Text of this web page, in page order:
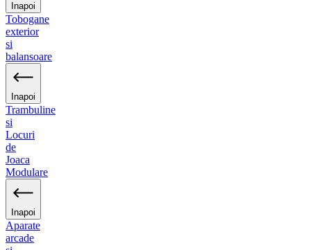
Inapoi
Tobogane
exterior
si
balansoare
Inapoi
Trambuline
si
Locuri
de
Joaca
Modulare
Inapoi
Aparate
arcade